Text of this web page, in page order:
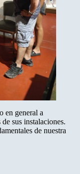
en general a
sus instalaciones.
de nuestra